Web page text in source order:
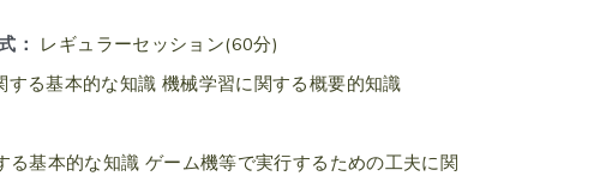
： レギュラーセッション(60分)
る基本的な知識 機械学習に関する概要的知識
基本的な知識 ゲーム機等で実行するための工夫に関